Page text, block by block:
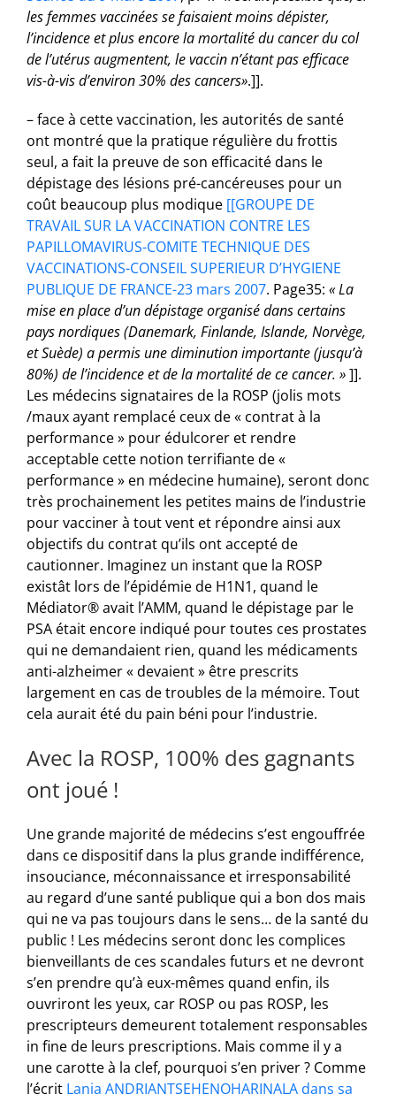
les femmes vaccinées se faisaient moins dépister,
l’incidence et plus encore la mortalité du cancer du col
de l’utérus augmentent, le vaccin n’étant pas efficace
vis-à-vis d’environ 30% des cancers».]].
– face à cette vaccination, les autorités de santé
ont montré que la pratique régulière du frottis
seul, a fait la preuve de son efficacité dans le
dépistage des lésions pré-cancéreuses pour un
coût beaucoup plus modique [[GROUPE DE
TRAVAIL SUR LA VACCINATION CONTRE LES
PAPILLOMAVIRUS-COMITE TECHNIQUE DES
VACCINATIONS-CONSEIL SUPERIEUR D’HYGIENE
PUBLIQUE DE FRANCE-23 mars 2007. Page35: « La
mise en place d’un dépistage organisé dans certains
pays nordiques (Danemark, Finlande, Islande, Norvège,
et Suède) a permis une diminution importante (jusqu’à
80%) de l’incidence et de la mortalité de ce cancer. »]].
Les médecins signataires de la ROSP (jolis mots
/maux ayant remplacé ceux de « contrat à la
performance » pour édulcorer et rendre
acceptable cette notion terrifiante de «
performance » en médecine humaine), seront donc
très prochainement les petites mains de l’industrie
pour vacciner à tout vent et répondre ainsi aux
objectifs du contrat qu’ils ont accepté de
cautionner. Imaginez un instant que la ROSP
existât lors de l’épidémie de H1N1, quand le
Médiator® avait l’AMM, quand le dépistage par le
PSA était encore indiqué pour toutes ces prostates
qui ne demandaient rien, quand les médicaments
anti-alzheimer « devaient » être prescrits
largement en cas de troubles de la mémoire. Tout
cela aurait été du pain béni pour l’industrie.
Avec la ROSP, 100% des gagnants
ont joué !
Une grande majorité de médecins s’est engouffrée
dans ce dispositif dans la plus grande indifférence,
insouciance, méconnaissance et irresponsabilité
au regard d’une santé publique qui a bon dos mais
qui ne va pas toujours dans le sens… de la santé du
public ! Les médecins seront donc les complices
bienveillants de ces scandales futurs et ne devront
s’en prendre qu’à eux-mêmes quand enfin, ils
ouvriront les yeux, car ROSP ou pas ROSP, les
prescripteurs demeurent totalement responsables
in fine de leurs prescriptions. Mais comme il y a
une carotte à la clef, pourquoi s’en priver ? Comme
l’écrit Lanja ANDRIANTSEHENOHARINALA dans sa